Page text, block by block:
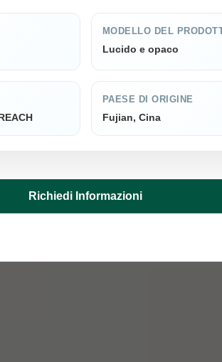
MODELLO DEL
Lucido e opaco
PAESE DI ORIGINE
Fujian, Cina
Richiedi Informazioni